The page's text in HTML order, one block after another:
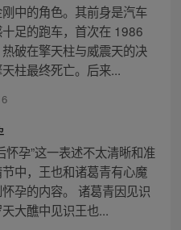
中的角色。其前身是汽车
足的跑车，首次在 1986
破在擎天柱与威震天的决
柱最终死亡。后来...
怀孕”这一表述不太清晰和准
中，王也和诸葛青有心魔
孕的内容。 诸葛青因见识
大醮中见识王也...